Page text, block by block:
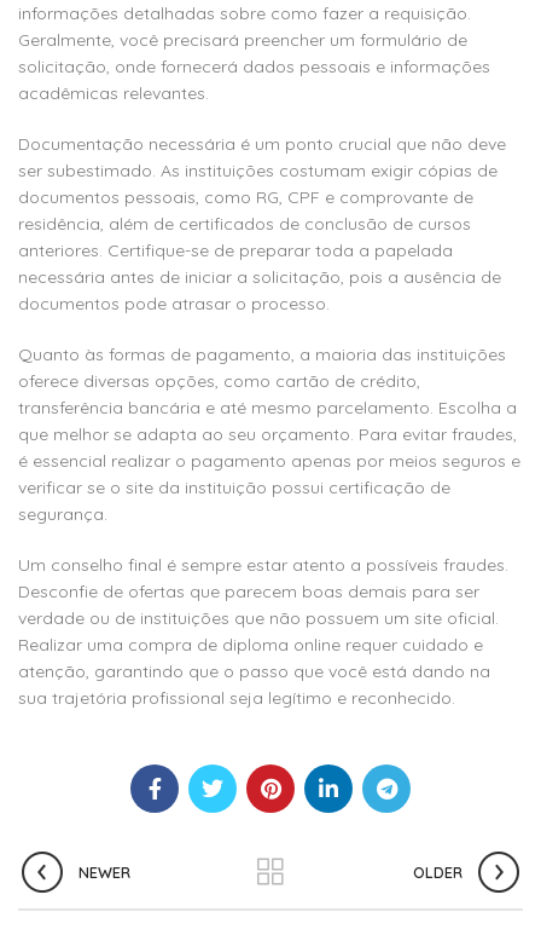
informações detalhadas sobre como fazer a requisição.
Geralmente, você precisará preencher um formulário de
solicitação, onde fornecerá dados pessoais e informações
acadêmicas relevantes.
Documentação necessária é um ponto crucial que não deve
ser subestimado. As instituições costumam exigir cópias de
documentos pessoais, como RG, CPF e comprovante de
residência, além de certificados de conclusão de cursos
anteriores. Certifique-se de preparar toda a papelada
necessária antes de iniciar a solicitação, pois a ausência de
documentos pode atrasar o processo.
Quanto às formas de pagamento, a maioria das instituições
oferece diversas opções, como cartão de crédito,
transferência bancária e até mesmo parcelamento. Escolha a
que melhor se adapta ao seu orçamento. Para evitar fraudes,
é essencial realizar o pagamento apenas por meios seguros e
verificar se o site da instituição possui certificação de
segurança.
Um conselho final é sempre estar atento a possíveis fraudes.
Desconfie de ofertas que parecem boas demais para ser
verdade ou de instituições que não possuem um site oficial.
Realizar uma compra de diploma online requer cuidado e
atenção, garantindo que o passo que você está dando na
sua trajetória profissional seja legítimo e reconhecido.
NEWER OLDER